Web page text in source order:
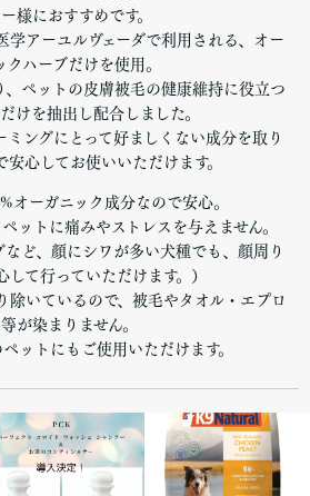
様におすすめです。
学アーユルヴェーダで利用される、オー
クハーブだけを使用。
、ペットの皮膚被毛の健康維持に役立つ
けを抽出し配合しました。
ミングにとって好ましくない成分を取り
安心してお使いいただけます。
オーガニック成分なので安心。
ットに痛みやストレスを与えません。
など、顔にシワが多い犬種でも、顔周り
して行っていただけます。）
いているので、被毛やタオル・エプロ
が染まりません。
ットにもご使用いただけます。